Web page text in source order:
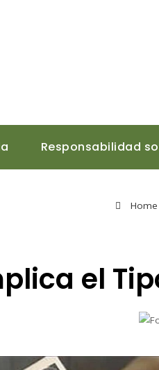
Responsabilidad
Home
el